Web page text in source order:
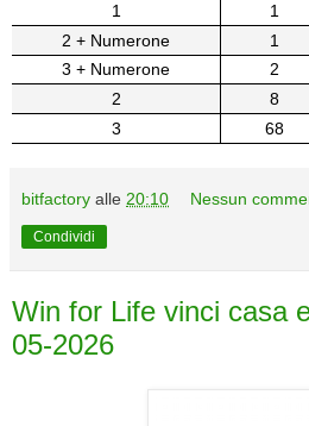
1
1
2 + Numerone
1
3 + Numerone
2
2
8
3
68
bitfactory alle 20:10 Nessun
Condividi
Win for Life vinci casa
05-2026